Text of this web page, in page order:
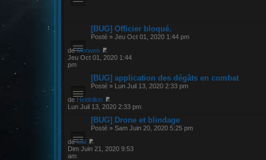
[BUG] Officier bloqué.
Posté » Jeu Oct 01, 2020 1:44 pm
deMorwen
Jeu Oct 01, 2020 1:44
pm
[BUG] application des dégâts en combat
Posté » Lun Juil 13, 2020 2:33 pm
de Heldrillon
Lun Juil 13, 2020 2:33 pm
[BUG] Drone et blindage
Posté » Sam Juin 20, 2020 5:25 pm
deCal
Dim Juin 21, 2020 9:53
am